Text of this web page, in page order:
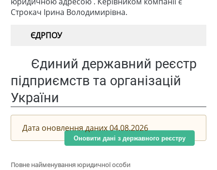
Строкач Ірина Володимирівна.
ЄДРПОУ
Єдиний державний реєстр
підприємств та організацій
України
Дата оновлення даних 04.08.2026
Оновити дані з державного реєстру
Повне найменування юридичної особи